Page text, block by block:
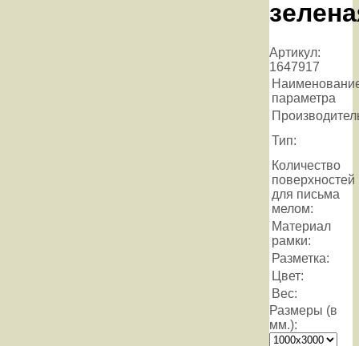
Артикул:
1647917
параметра
Тип:
Количество
поверхностей
для письма
мелом:
Материал
рамки:
Разметка:
Цвет:
Вес:
Размеры (в
мм.):